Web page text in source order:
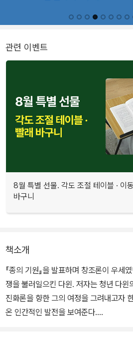
관련 이벤트
8월 특별 선물. 각도 조절 테이블 · 이
바구니
책소개
『종의 기원』을 발표하며 창조론이 우세
쟁을 불러일으킨 다윈. 저자는 청년 다윈
진화론을 향한 그의 여정을 그려내고자
온 인간적인 발전을 보여준다.